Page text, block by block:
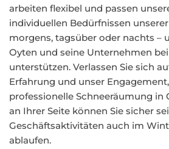
arbeiten flexibel und passen
individuellen Bedürfnissen
morgens, tagsüber oder nachts –
Oyten und seine Unternehmen
unterstützen. Verlassen Sie sich
Erfahrung und unser
professionelle Schneeräumung in
an Ihrer Seite können Sie sicher
Geschäftsaktivitäten auch im
ablaufen.